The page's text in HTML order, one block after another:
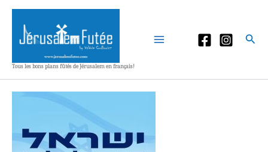
Aller
contenu
Tous les bons plans fûtés de Jérusalem en français!